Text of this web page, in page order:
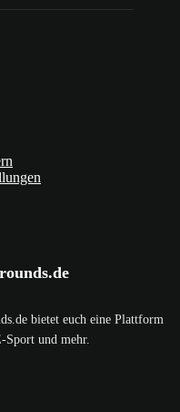
bietet euch eine Plattform
und mehr.